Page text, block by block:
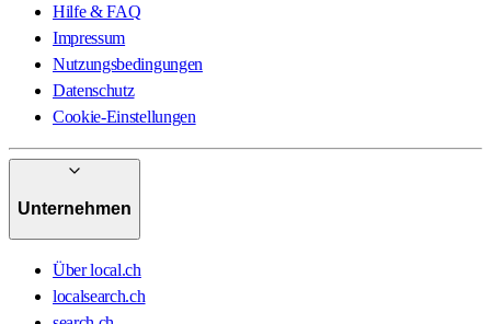
Hilfe & FAQ
Impressum
Nutzungsbedingungen
Datenschutz
Cookie-Einstellungen
Unternehmen
Über local.ch
localsearch.ch